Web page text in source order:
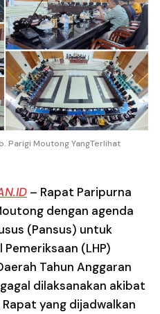
Parigi Moutong YangTerlihat
– Rapat Paripurna
dengan agenda
(Pansus) untuk
(LHP)
Tahun Anggaran
dilaksanakan akibat
yang dijadwalkan